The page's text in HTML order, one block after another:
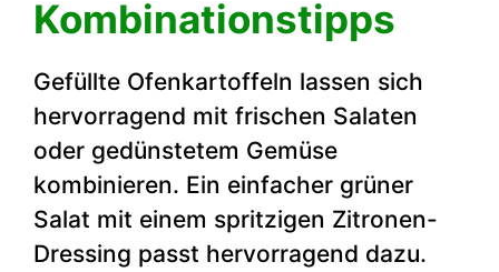
Kombinationstipps
Gefüllte Ofenkartoffeln lassen sich
hervorragend mit frischen Salaten
oder gedünstetem Gemüse
kombinieren. Ein einfacher grüner
Salat mit einem spritzigen Zitronen-
Dressing passt hervorragend dazu.